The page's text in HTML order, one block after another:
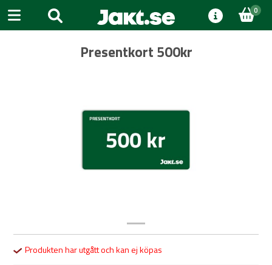
0
Presentkort 500kr
Produkten har utgått och kan ej köpas